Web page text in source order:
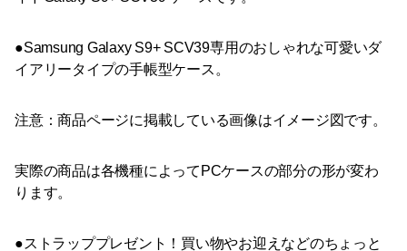
●Samsung Galaxy S9+ SCV39専用のおしゃれな可愛いダ
イアリータイプの手帳型ケース。
注意：商品ページに掲載している画像はイメージ図です。
実際の商品は各機種によってPCケースの部分の形が変わ
ります。
●ストラッププレゼント！買い物やお迎えなどのちょっと